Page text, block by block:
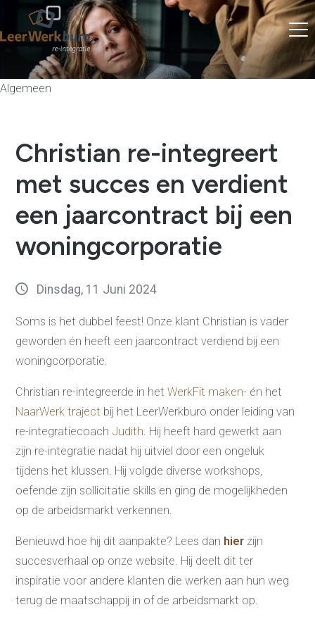
Re-integratie
WerkFit maken re-integratie
Budgetcoaching
NaarWerk re-integratie
WerkBehoud
Starten als zelfstandige
Budgetcoaching
Jobcenter & jobhunting
Uitkeringsinstantie
Aanvraag brochure 2026
Aanvraag hand-out
Werkgevers
Algemeen
Christian re-integreert
met succes en verdient
een jaarcontract bij een
woningcorporatie
Dinsdag, 11 Juni 2024
Soms is het dubbel feest! Onze klant Christian is vader
geworden én heeft een jaarcontract verdiend bij een
woningcorporatie.
Christian re-integreerde in hetWerkFit maken- én het
NaarWerk traject bij het LeerWerkburo onder leiding van
re-integratiecoach Judith . Hij heeft hard gewerkt aan
zijn re-integratie nadat hij uitviel door een ongeluk
tijdens het klussen. Hij volgde diverse workshops,
oefende zijn sollicitatie skills en ging de mogelijkheden
op de arbeidsmarkt verkennen.
Benieuwd hoe hij dit aanpakte? Lees dan hier zijn
succesverhaal op onze website. Hij deelt dit ter
inspiratie voor andere klanten die werken aan hun weg
terug de maatschappij in of de arbeidsmarkt op.